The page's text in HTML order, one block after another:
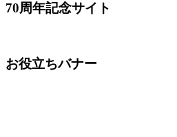
70周年記念サイト
お役立ちバナー